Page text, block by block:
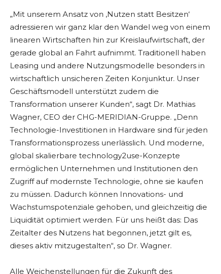
„Mit unserem Ansatz von ‚Nutzen statt Besitzen‘
adressieren wir ganz klar den Wandel weg von einem
linearen Wirtschaften hin zur Kreislaufwirtschaft, der
gerade global an Fahrt aufnimmt. Traditionell haben
Leasing und andere Nutzungsmodelle besonders in
wirtschaftlich unsicheren Zeiten Konjunktur. Unser
Geschäftsmodell unterstützt zudem die
Transformation unserer Kunden“, sagt Dr. Mathias
Wagner, CEO der CHG-MERIDIAN-Gruppe. „Denn
Technologie-Investitionen in Hardware sind für jeden
Transformationsprozess unerlässlich. Und moderne,
global skalierbare technology2use-Konzepte
ermöglichen Unternehmen und Institutionen den
Zugriff auf modernste Technologie, ohne sie kaufen
zu müssen. Dadurch können Innovations- und
Wachstumspotenziale gehoben, und gleichzeitig die
Liquidität optimiert werden. Für uns heißt das: Das
Zeitalter des Nutzens hat begonnen, jetzt gilt es,
dieses aktiv mitzugestalten“, so Dr. Wagner.
Alle Weichenstellungen für die Zukunft des